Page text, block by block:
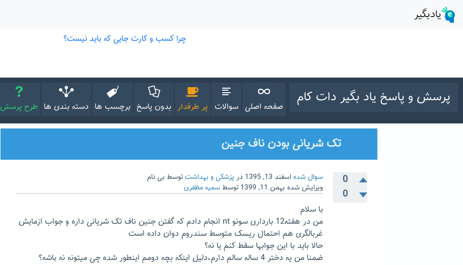
پرسش و پاسخ یاد بگیر دات کام
صفحه اصلی سوالات پر طرفدار بدون پاسخ برچسب ها دسته بندی ها طرح پرسش
تک شریانی بودن ناف جنین
0
0
سوال شدهاسفند 13, 1395 در پزشکی و بهداشتتوسط بی نام
ویرایش شده بهمن 11, 1399 توسط سمیه مظفری
با سلام
من در هفته12 بارداری سونو nt انجام دادم که گفتن جنین ناف تک شریانی داره و جواب ازمایش
غربالگری هم احتمال ریسک متوسط سندروم دوان داده است
حالا باید با این جوابها سقط کنم یا نه؟
ضمنا من یه دختر 4 ساله سالم دارم،دلیل اینکه بچه دومم اینطور شده چی میتونه نه باشه؟